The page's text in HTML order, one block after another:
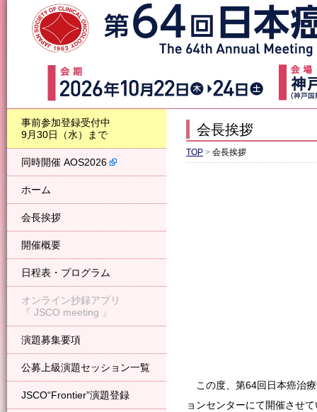
会長挨拶
TOP > 会長挨拶
この度、第64回日本癌治
ョンセンターにて開催させ
事前参加登録受付中
9月30日（水）まで
同時開催 AOS2026
ホーム
会長挨拶
開催概要
日程表・プログラム
オンライン抄録アプリ
『 JSCO meeting 』
演題募集要項
公募上級演題セッション一覧
JSCO“Frontier”演題登録